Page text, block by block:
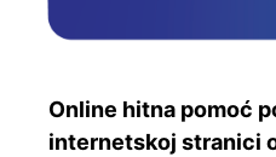
Online hitna pomoć
internetskoj stranici